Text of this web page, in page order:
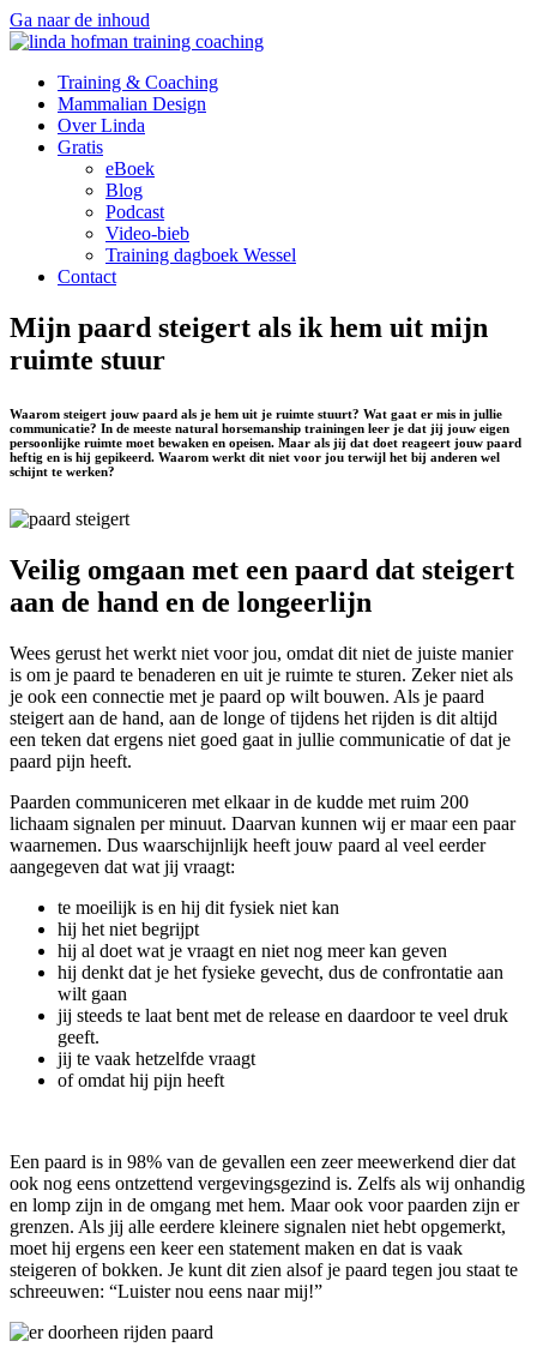
Ga naar de inhoud
Training & Coaching
Mammalian Design
Over Linda
Gratis
eBoek
Blog
Podcast
Video-bieb
Training dagboek Wessel
Contact
Mijn paard steigert als ik hem uit mijn
ruimte stuur
Waarom steigert jouw paard als je hem uit je ruimte stuurt? Wat gaat er mis in jullie
communicatie? In de meeste natural horsemanship trainingen leer je dat jij jouw eigen
persoonlijke ruimte moet bewaken en opeisen. Maar als jij dat doet reageert jouw paard
heftig en is hij gepikeerd. Waarom werkt dit niet voor jou terwijl het bij anderen wel
schijnt te werken?
Veilig omgaan met een paard dat steigert
aan de hand en de longeerlijn
Wees gerust het werkt niet voor jou, omdat dit niet de juiste manier
is om je paard te benaderen en uit je ruimte te sturen. Zeker niet als
je ook een connectie met je paard op wilt bouwen. Als je paard
steigert aan de hand, aan de longe of tijdens het rijden is dit altijd
een teken dat ergens niet goed gaat in jullie communicatie of dat je
paard pijn heeft.
Paarden communiceren met elkaar in de kudde met ruim 200
lichaam signalen per minuut. Daarvan kunnen wij er maar een paar
waarnemen. Dus waarschijnlijk heeft jouw paard al veel eerder
aangegeven dat wat jij vraagt:
te moeilijk is en hij dit fysiek niet kan
hij het niet begrijpt
hij al doet wat je vraagt en niet nog meer kan geven
hij denkt dat je het fysieke gevecht, dus de confrontatie aan
wilt gaan
jij steeds te laat bent met de release en daardoor te veel druk
geeft.
jij te vaak hetzelfde vraagt
of omdat hij pijn heeft
Een paard is in 98% van de gevallen een zeer meewerkend dier dat
ook nog eens ontzettend vergevingsgezind is. Zelfs als wij onhandig
en lomp zijn in de omgang met hem. Maar ook voor paarden zijn er
grenzen. Als jij alle eerdere kleinere signalen niet hebt opgemerkt,
moet hij ergens een keer een statement maken en dat is vaak
steigeren of bokken. Je kunt dit zien alsof je paard tegen jou staat te
schreeuwen: “Luister nou eens naar mij!”